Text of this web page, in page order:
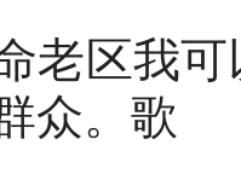
老区我
众。歌